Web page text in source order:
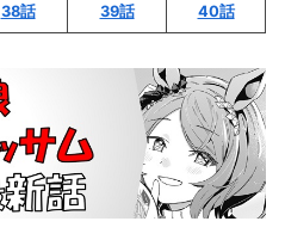
38話 39話 40話